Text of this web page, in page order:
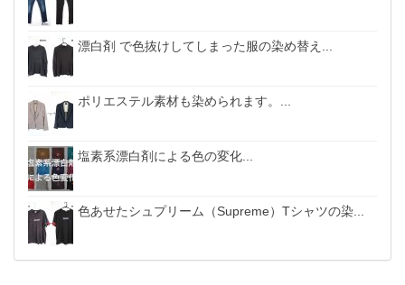
漂白剤 で色抜けしてしまった服の染め替え...
ポリエステル素材も染められます。...
塩素系漂白剤による色の変化...
色あせたシュプリーム（Supreme）Tシャツの染...